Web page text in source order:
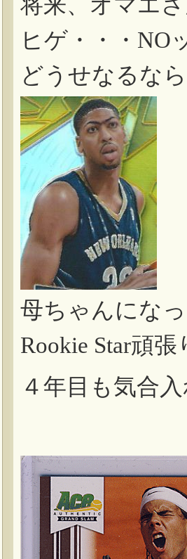
ヒゲ・・・ NO
どうせなるな
母ちゃんにな
Rookie Star頑張
４年目も気合